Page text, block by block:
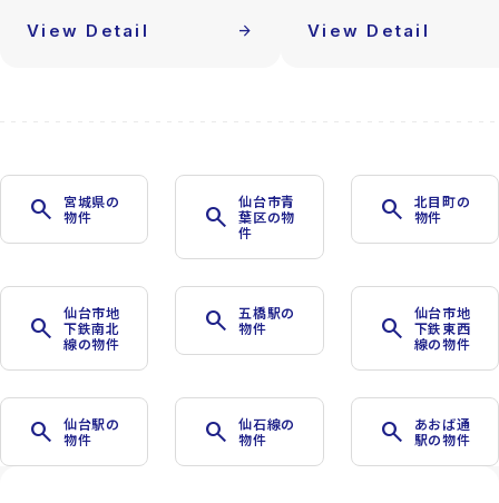
View Detail arrow_forward View Detail
search
宮城県の
物件
search
仙台市青
葉区の物
件
search
北目町の
物件
search
仙台市地
下鉄南北
線の物件
search
五橋駅の
物件
search
仙台市地
下鉄東西
線の物件
search
仙台駅の
物件
search
仙石線の
物件
search
あおば通
駅の物件